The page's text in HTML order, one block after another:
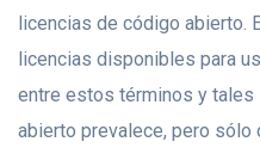
licencias de código abierto.
licencias disponibles para
entre estos términos y tales
abierto prevalece, pero